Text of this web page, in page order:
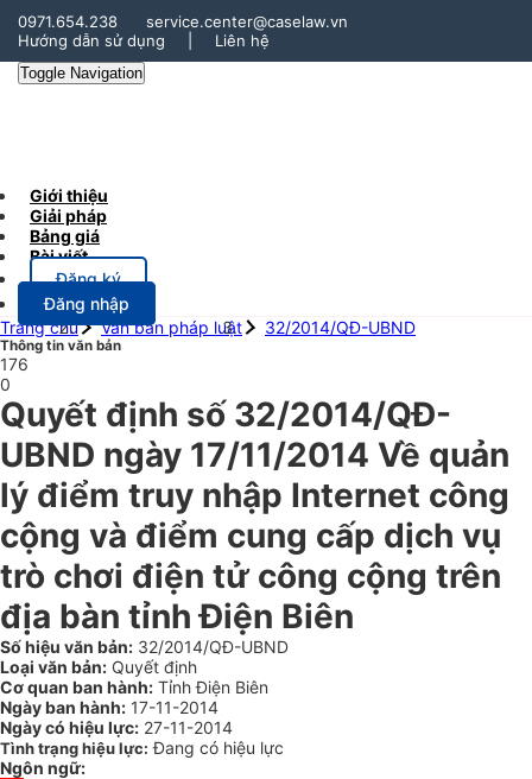
0971.654.238
service.center@caselaw.vn
Hướng dẫn sử dụng
Liên hệ
Toggle Navigation
Giới thiệu
Giải pháp
Bảng giá
Bài viết
Đăng ký
Đăng nhập
Trang chủ
Văn bản pháp luật 32/2014/QĐ-UBND
Thông tin văn bản
176
0
Quyết định số 32/2014/QĐ-
UBND ngày 17/11/2014 Về quản
lý điểm truy nhập Internet công
cộng và điểm cung cấp dịch vụ
trò chơi điện tử công cộng trên
địa bàn tỉnh Điện Biên
Số hiệu văn bản: 32/2014/QĐ-UBND
Loại văn bản: Quyết định
Cơ quan ban hành: Tỉnh Điện Biên
Ngày ban hành: 17-11-2014
Ngày có hiệu lực: 27-11-2014
Tình trạng hiệu lực: Đang có hiệu lực
Ngôn ngữ: